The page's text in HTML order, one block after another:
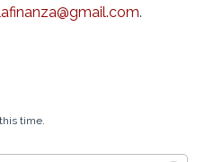
.
time.